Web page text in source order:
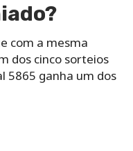
com a mesma
dos cinco sorteios
5865 ganha um dos